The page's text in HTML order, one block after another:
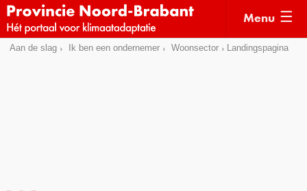
Sla
Menu
Aan de slag Ik ben een ondernemer Woonsector Landingspagina
Actueel